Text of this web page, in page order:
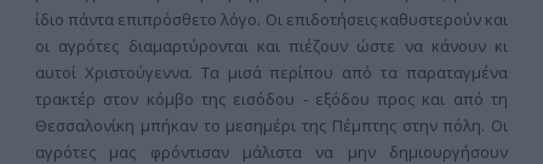
ίδιο πάντα επιπρόσθετο λόγο. Οι επιδοτήσεις καθυστερούν και
οι αγρότες διαμαρτύρονται και πιέζουν ώστε να κάνουν κι
αυτοί Χριστούγεννα. Τα μισά περίπου από τα παραταγμένα
τρακτέρ στον κόμβο της εισόδου - εξόδου προς και από τη
Θεσσαλονίκη μπήκαν το μεσημέρι της Πέμπτης στην πόλη. Οι
αγρότες μας φρόντισαν μάλιστα να μην δημιουργήσουν